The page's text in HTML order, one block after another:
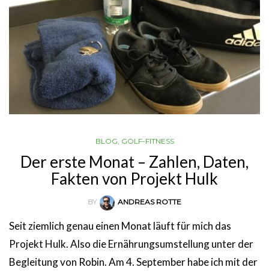
BLOG, GOLF-FITNESS
Der erste Monat – Zahlen, Daten,
Fakten von Projekt Hulk
BY ANDREAS ROTTE
Seit ziemlich genau einen Monat läuft für mich das
Projekt Hulk. Also die Ernährungsumstellung unter der
Begleitung von Robin. Am 4. September habe ich mit der